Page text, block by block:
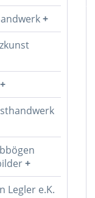
Legler e.K.